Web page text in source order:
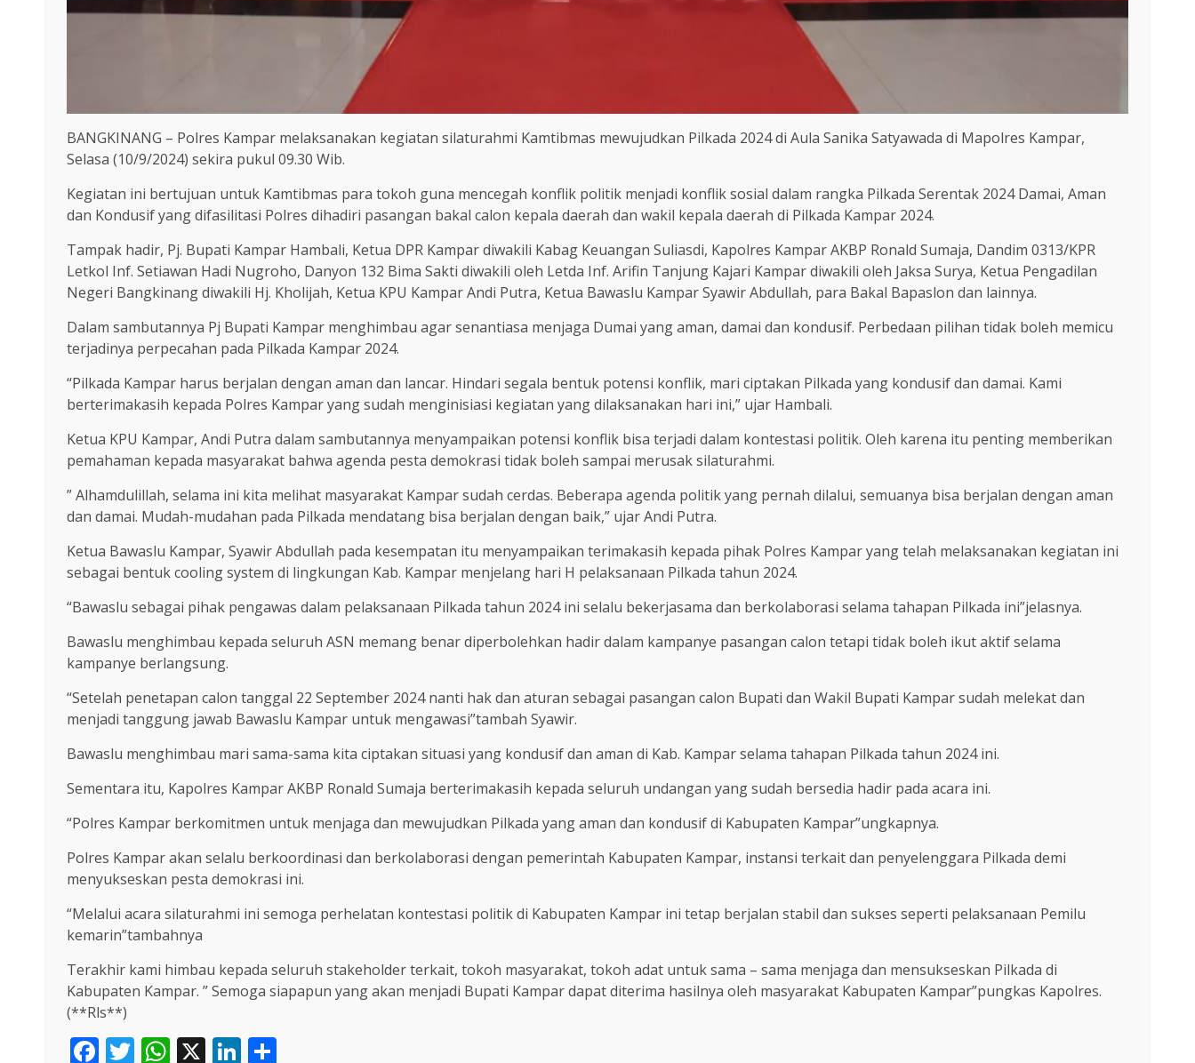
BANGKINANG – Polres Kampar melaksanakan kegiatan silaturahmi Kamtibmas mewujudkan Pilkada 2024 di Aula Sanika Satyawada di Mapolres Kampar,
Selasa (10/9/2024) sekira pukul 09.30 Wib.
Kegiatan ini bertujuan untuk Kamtibmas para tokoh guna mencegah konflik politik menjadi konflik sosial dalam rangka Pilkada Serentak 2024 Damai, Aman
dan Kondusif yang difasilitasi Polres dihadiri pasangan bakal calon kepala daerah dan wakil kepala daerah di Pilkada Kampar 2024.
Tampak hadir, Pj. Bupati Kampar Hambali, Ketua DPR Kampar diwakili Kabag Keuangan Suliasdi, Kapolres Kampar AKBP Ronald Sumaja, Dandim 0313/KPR
Letkol Inf. Setiawan Hadi Nugroho, Danyon 132 Bima Sakti diwakili oleh Letda Inf. Arifin Tanjung Kajari Kampar diwakili oleh Jaksa Surya, Ketua Pengadilan
Negeri Bangkinang diwakili Hj. Kholijah, Ketua KPU Kampar Andi Putra, Ketua Bawaslu Kampar Syawir Abdullah, para Bakal Bapaslon dan lainnya.
Dalam sambutannya Pj Bupati Kampar menghimbau agar senantiasa menjaga Dumai yang aman, damai dan kondusif. Perbedaan pilihan tidak boleh memicu
terjadinya perpecahan pada Pilkada Kampar 2024.
“Pilkada Kampar harus berjalan dengan aman dan lancar. Hindari segala bentuk potensi konflik, mari ciptakan Pilkada yang kondusif dan damai. Kami
berterimakasih kepada Polres Kampar yang sudah menginisiasi kegiatan yang dilaksanakan hari ini,” ujar Hambali.
Ketua KPU Kampar, Andi Putra dalam sambutannya menyampaikan potensi konflik bisa terjadi dalam kontestasi politik. Oleh karena itu penting memberikan
pemahaman kepada masyarakat bahwa agenda pesta demokrasi tidak boleh sampai merusak silaturahmi.
” Alhamdulillah, selama ini kita melihat masyarakat Kampar sudah cerdas. Beberapa agenda politik yang pernah dilalui, semuanya bisa berjalan dengan aman
dan damai. Mudah-mudahan pada Pilkada mendatang bisa berjalan dengan baik,” ujar Andi Putra.
Ketua Bawaslu Kampar, Syawir Abdullah pada kesempatan itu menyampaikan terimakasih kepada pihak Polres Kampar yang telah melaksanakan kegiatan ini
sebagai bentuk cooling system di lingkungan Kab. Kampar menjelang hari H pelaksanaan Pilkada tahun 2024.
“Bawaslu sebagai pihak pengawas dalam pelaksanaan Pilkada tahun 2024 ini selalu bekerjasama dan berkolaborasi selama tahapan Pilkada ini”jelasnya.
Bawaslu menghimbau kepada seluruh ASN memang benar diperbolehkan hadir dalam kampanye pasangan calon tetapi tidak boleh ikut aktif selama
kampanye berlangsung.
“Setelah penetapan calon tanggal 22 September 2024 nanti hak dan aturan sebagai pasangan calon Bupati dan Wakil Bupati Kampar sudah melekat dan
menjadi tanggung jawab Bawaslu Kampar untuk mengawasi”tambah Syawir.
Bawaslu menghimbau mari sama-sama kita ciptakan situasi yang kondusif dan aman di Kab. Kampar selama tahapan Pilkada tahun 2024 ini.
Sementara itu, Kapolres Kampar AKBP Ronald Sumaja berterimakasih kepada seluruh undangan yang sudah bersedia hadir pada acara ini.
“Polres Kampar berkomitmen untuk menjaga dan mewujudkan Pilkada yang aman dan kondusif di Kabupaten Kampar”ungkapnya.
Polres Kampar akan selalu berkoordinasi dan berkolaborasi dengan pemerintah Kabupaten Kampar, instansi terkait dan penyelenggara Pilkada demi
menyukseskan pesta demokrasi ini.
“Melalui acara silaturahmi ini semoga perhelatan kontestasi politik di Kabupaten Kampar ini tetap berjalan stabil dan sukses seperti pelaksanaan Pemilu
kemarin”tambahnya
Terakhir kami himbau kepada seluruh stakeholder terkait, tokoh masyarakat, tokoh adat untuk sama – sama menjaga dan mensukseskan Pilkada di
Kabupaten Kampar. ” Semoga siapapun yang akan menjadi Bupati Kampar dapat diterima hasilnya oleh masyarakat Kabupaten Kampar”pungkas Kapolres.
(**Rls**)
Facebook
Twitter
WhatsApp
X LinkedIn